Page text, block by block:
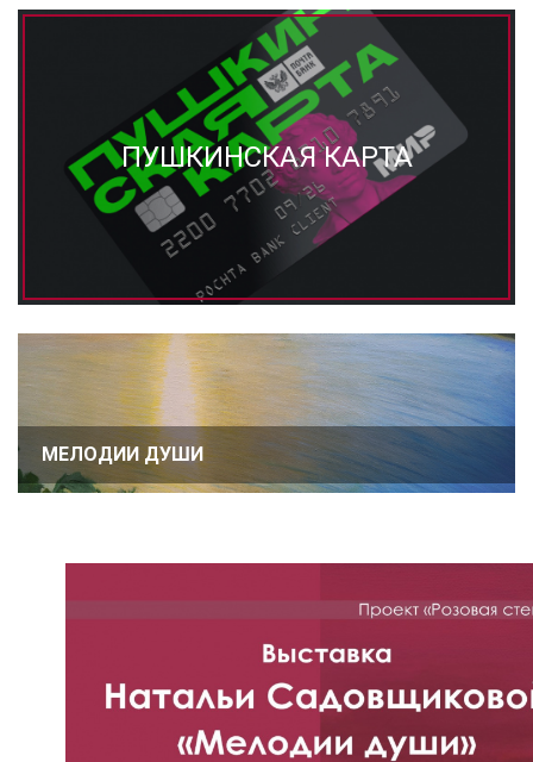
ПУШКИНСКАЯ КАРТА
МЕЛОДИИ ДУШИ